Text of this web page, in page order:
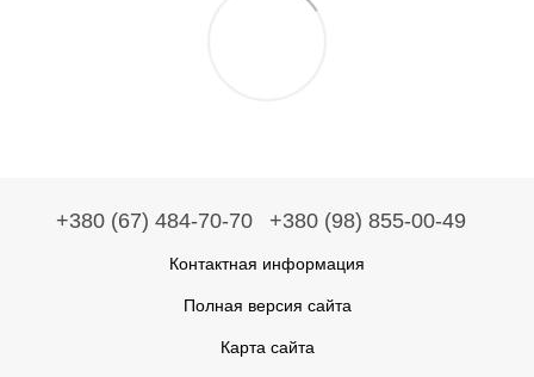
+380 (67) 484-70-70 +380 (98) 855-00-49
Контактная информация
Полная версия сайта
Карта сайта